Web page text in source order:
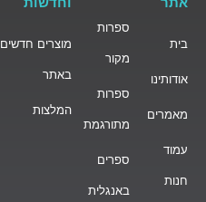
בית
אודותינו
מאמרים
עמוד
חנות
ספרות
מקור
ספרות
מתורגמת
ספרים
באנגלית
מוצרים חדשים
באתר
המלצות